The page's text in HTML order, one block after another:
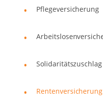
Pflegeversicherung
Solidaritätszuschlag
Rentenversicherung